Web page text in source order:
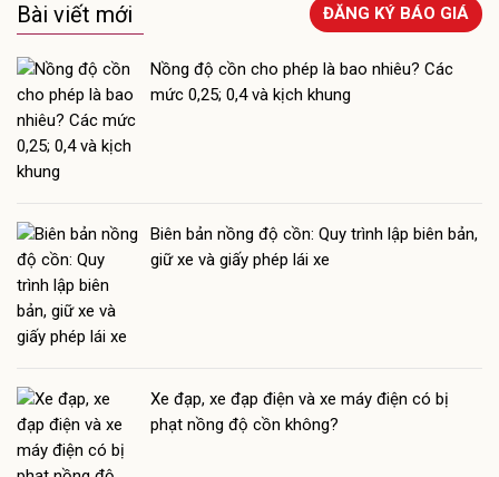
Bài viết mới ĐĂNG KÝ BÁO GIÁ
Nồng độ cồn cho phép là bao nhiêu? Các
mức 0,25; 0,4 và kịch khung
Biên bản nồng độ cồn: Quy trình lập biên bản,
giữ xe và giấy phép lái xe
Xe đạp, xe đạp điện và xe máy điện có bị
phạt nồng độ cồn không?